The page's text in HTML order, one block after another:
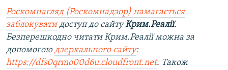
Роскомнагляд (Роскомнадзор) намагається
заблокуватидоступ до сайтуКрим.Реалії.
Безперешкодно читати Крим.Реалії можна за
допомогою дзеркального сайту:
https://dfs0qrmo00d6u.cloudfront.net. Також